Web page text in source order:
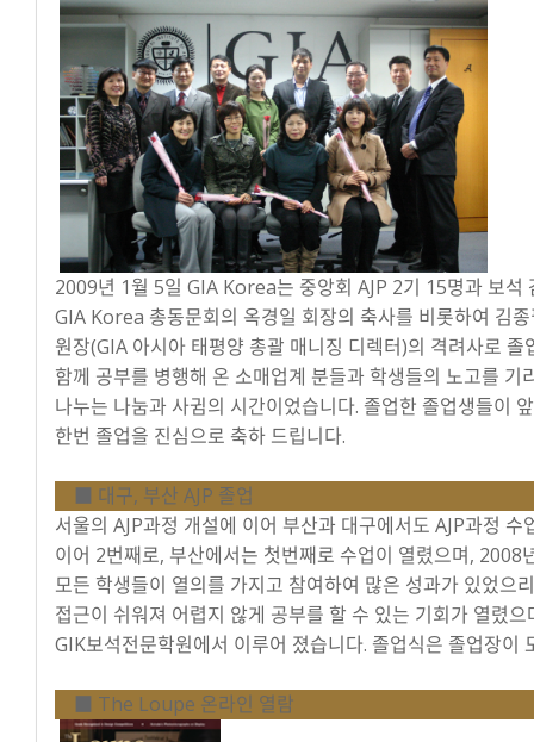
2009년 1월 5일 GIA Korea는 중앙회 AJP 2기 15명과 보
GIA Korea 총동문회의 옥경일 회장의 축사를 비롯하여 김
원장(GIA 아시아 태평양 총괄 매니징 디렉터)의 격려사로
함께 공부를 병행해 온 소매업계 분들과 학생들의 노고를
나누는 나눔과 사귐의 시간이었습니다. 졸업한 졸업생들이
한번 졸업을 진심으로 축하 드립니다.
■ 대구, 부산 AJP 졸업
서울의 AJP과정 개설에 이어 부산과 대구에서도 AJP과정
이어 2번째로, 부산에서는 첫번째로 수업이 열렸으며,
모든 학생들이 열의를 가지고 참여하여 많은 성과가 있었으
접근이 쉬워져 어렵지 않게 공부를 할 수 있는 기회가 열렸
GIK보석전문학원에서 이루어 졌습니다. 졸업식은 졸업장이
■ The Loupe 온라인 열람